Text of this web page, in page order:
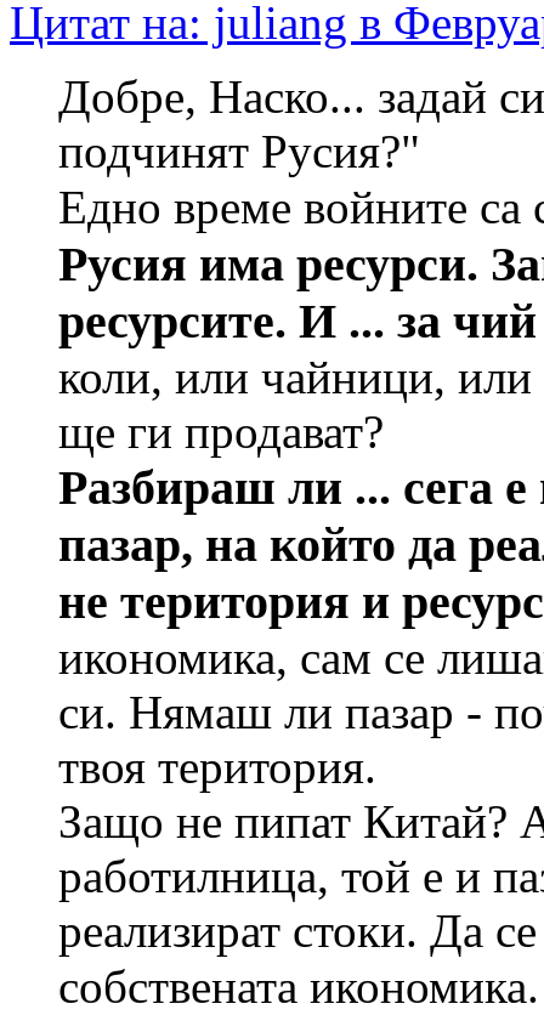
Цитат на: juliang в
Добре, Наско... задай
подчинят Русия?"
Едно време войните са
Русия има ресурси.
ресурсите. И ... за
коли, или чайници,
ще ги продават?
Разбираш ли ... сега
пазар, на който да
не територия и
икономика, сам се
си. Нямаш ли пазар -
твоя територия.
Защо не пипат Китай?
работилница, той е и
реализират стоки. Да
собствената